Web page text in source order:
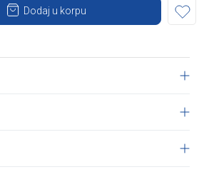
Dodaj u korpu